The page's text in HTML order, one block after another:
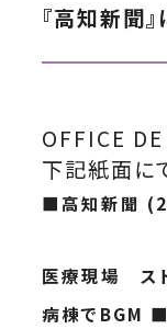
『高知新聞
OFFICE DE
下記紙面に
■高知新聞
医療現場 ス
病棟でBGM